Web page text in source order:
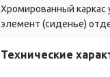
Хромированный каркас
элемент (сиденье)
Технические